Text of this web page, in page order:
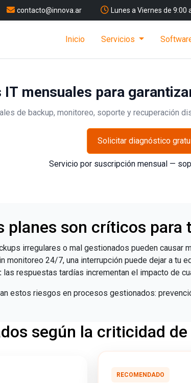
contacto@innova.ar Lunes a Viernes de 9:00
Inicio Servicios
IT mensuales para
de backup, monitoreo, soporte y recuperación
Solicitar diagnóstico
Servicio por suscripción mensual —
planes son críticos para
irregulares o mal gestionados pueden causar
monitoreo 24/7, una interrupción puede dejar a tu
las respuestas tardías incrementan el impacto de
estos riesgos en procesos gestionados:
según la criticidad
RECOMENDADO